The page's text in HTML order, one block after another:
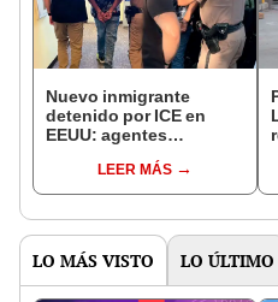
Nuevo inmigrante
detenido por ICE en
EEUU: agentes
ciudadano cubano en
una oficina de USCIS
LEER MÁS
LO MÁS VISTO LO ÚLTIMO